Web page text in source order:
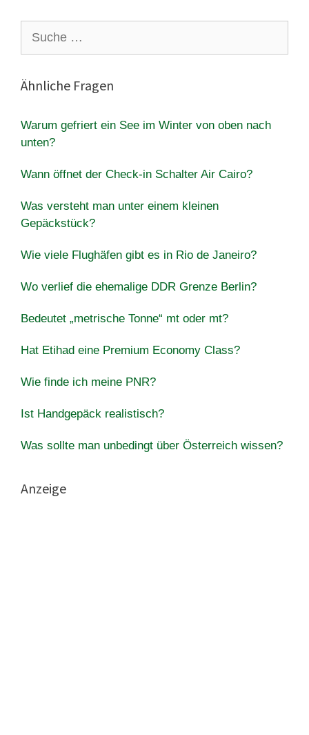
nach:
Ähnliche Fragen
Warum gefriert ein See im Winter von oben nach
unten?
Wann öffnet der Check-in Schalter Air Cairo?
Was versteht man unter einem kleinen
Gepäckstück?
Wie viele Flughäfen gibt es in Rio de Janeiro?
Wo verlief die ehemalige DDR Grenze Berlin?
Bedeutet „metrische Tonne“ mt oder mt?
Hat Etihad eine Premium Economy Class?
Wie finde ich meine PNR?
Ist Handgepäck realistisch?
Was sollte man unbedingt über Österreich wissen?
Anzeige